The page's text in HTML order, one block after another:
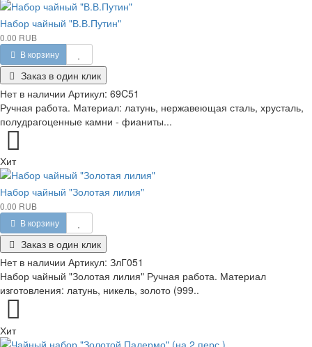
Набор чайный "В.В.Путин"
0.00 RUB
В корзину
Заказ в один клик
Нет в наличии Артикул: 69C51
Ручная работа. Материал: латунь, нержавеющая сталь, хрусталь,
полудрагоценные камни - фианиты...
Хит
Набор чайный "Золотая лилия"
0.00 RUB
В корзину
Заказ в один клик
Нет в наличии Артикул: ЗлГ051
Набор чайный "Золотая лилия" Ручная работа. Материал
изготовления: латунь, никель, золото (999..
Хит